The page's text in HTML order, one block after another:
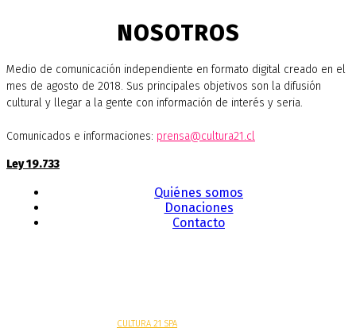
NOSOTROS
Medio de comunicación independiente en formato digital creado en el
mes de agosto de 2018. Sus principales objetivos son la difusión
cultural y llegar a la gente con información de interés y seria.
Comunicados e informaciones: prensa@cultura21.cl
Ley 19.733
Quiénes somos
Donaciones
Contacto
CULTURA 21 SPA